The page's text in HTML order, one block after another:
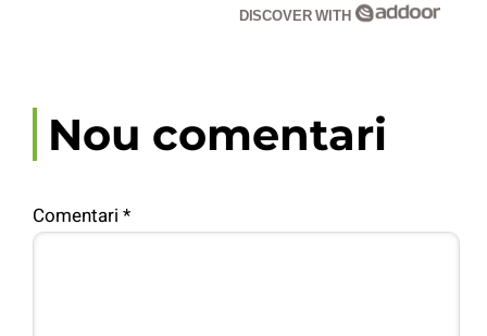
DISCOVER WITH
Nou comentari
Comentari *